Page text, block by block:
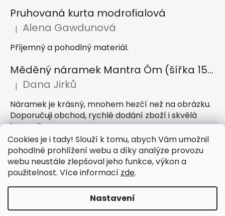
Cookies je i tady! Slouží k tomu, abych Vám umožnil
pohodlné prohlížení webu a díky analýze provozu
webu neustále zlepšoval jeho funkce, výkon a
použitelnost. Více informací zde.
Nastavení
Pruhovaná kurta modrofialová
Hodnocení produktu je 5 z 5 hvězdiček.
| Alena Gawdunová
Příjemný a pohodlný materiál.
Měděný náramek Mantra Óm (šířka 15 mm)
Hodnocení produktu je 5 z 5 hvězdiček.
| Dana Jirků
Náramek je krásný, mnohem hezčí než na obrázku.
Doporučuji obchod, rychlé dodání zboží i skvělá
komunikace
Hodnocení produktu je 5 z 5 hvězdiček.
| Petra Hejátková